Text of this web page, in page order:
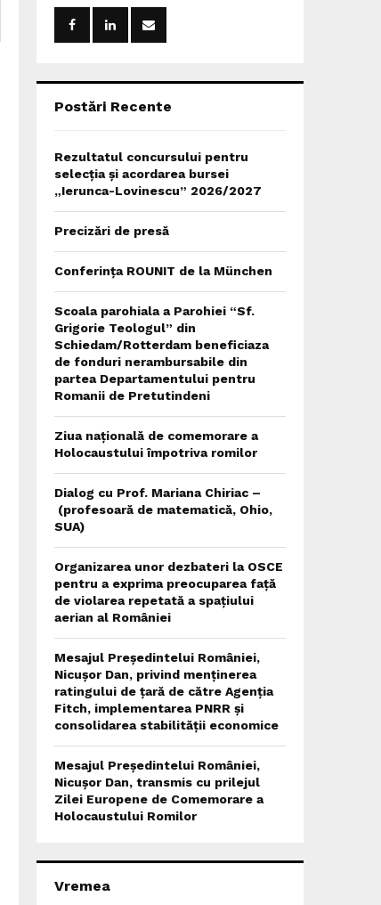
o
:
Postări Recente
Rezultatul concursului pentru
selecția și acordarea bursei
„Ierunca-Lovinescu” 2026/2027
Precizări de presă
Conferința ROUNIT de la München
Scoala parohiala a Parohiei “Sf.
Grigorie Teologul” din
Schiedam/Rotterdam beneficiaza
de fonduri nerambursabile din
partea Departamentului pentru
Romanii de Pretutindeni
Ziua națională de comemorare a
Holocaustului împotriva romilor
Dialog cu Prof. Mariana Chiriac –
(profesoară de matematică, Ohio,
SUA)
Organizarea unor dezbateri la OSCE
pentru a exprima preocuparea față
de violarea repetată a spațiului
aerian al României
Mesajul Președintelui României,
Nicușor Dan, privind menținerea
ratingului de țară de către Agenția
Fitch, implementarea PNRR și
consolidarea stabilității economice
Mesajul Președintelui României,
Nicușor Dan, transmis cu prilejul
Zilei Europene de Comemorare a
Holocaustului Romilor
Vremea